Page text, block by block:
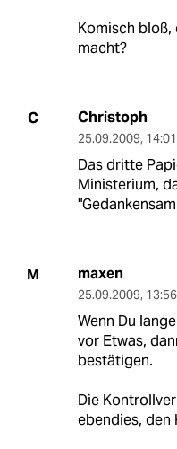
Komisch bloß,
macht?
C Christoph
25.09.2009,
Das dritte
Ministerium,
M maxen
25.09.2009,
Wenn Du
vor Etwas,
bestätigen.
Die
ebendies, den